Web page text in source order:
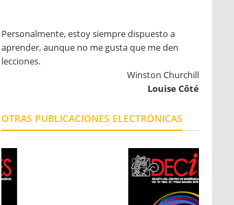
Personalmente, estoy siempre dispuesto a
aprender, aunque no me gusta que me den
lecciones.
Winston Churchill
Louise Côté
OTRAS PUBLICACIONES ELECTRÓNICAS